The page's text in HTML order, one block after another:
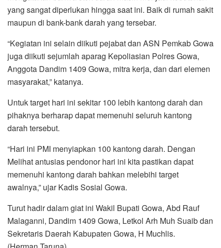
yang sangat diperlukan hingga saat ini. Baik di rumah sakit
maupun di bank-bank darah yang tersebar.
“Kegiatan ini selain diikuti pejabat dan ASN Pemkab Gowa
juga diikuti sejumlah aparag Kepoliasian Polres Gowa,
Anggota Dandim 1409 Gowa, mitra kerja, dan dari elemen
masyarakat,” katanya.
Untuk target hari ini sekitar 100 lebih kantong darah dan
pihaknya berharap dapat memenuhi seluruh kantong
darah tersebut.
“Hari ini PMI menyiapkan 100 kantong darah. Dengan
Melihat antusias pendonor hari ini kita pastikan dapat
memenuhi kantong darah bahkan melebihi target
awalnya,” ujar Kadis Sosial Gowa.
Turut hadir dalam giat ini Wakil Bupati Gowa, Abd Rauf
Malaganni, Dandim 1409 Gowa, Letkol Arh Muh Suaib dan
Sekretaris Daerah Kabupaten Gowa, H Muchlis.